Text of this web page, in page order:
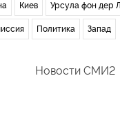
Киев Урсула фон дер
Политика Запад
Новости СМИ2